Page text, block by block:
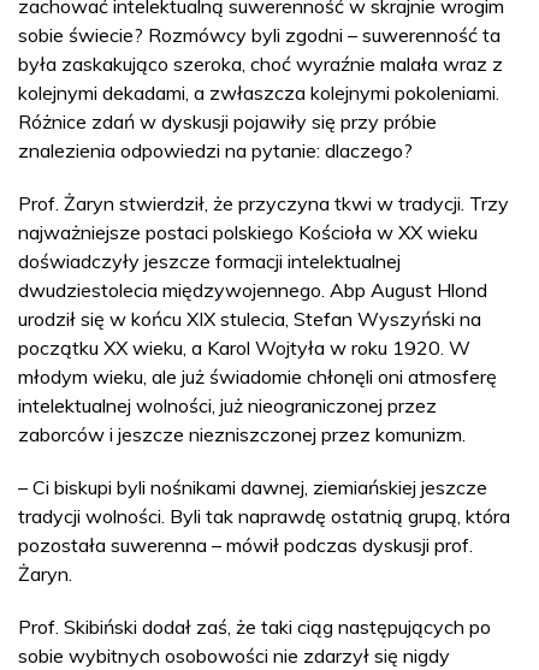
zachować intelektualną suwerenność w skrajnie wrogim
sobie świecie? Rozmówcy byli zgodni – suwerenność ta
była zaskakująco szeroka, choć wyraźnie malała wraz z
kolejnymi dekadami, a zwłaszcza kolejnymi pokoleniami.
Różnice zdań w dyskusji pojawiły się przy próbie
znalezienia odpowiedzi na pytanie: dlaczego?
Prof. Żaryn stwierdził, że przyczyna tkwi w tradycji. Trzy
najważniejsze postaci polskiego Kościoła w XX wieku
doświadczyły jeszcze formacji intelektualnej
dwudziestolecia międzywojennego. Abp August Hlond
urodził się w końcu XIX stulecia, Stefan Wyszyński na
początku XX wieku, a Karol Wojtyła w roku 1920. W
młodym wieku, ale już świadomie chłonęli oni atmosferę
intelektualnej wolności, już nieograniczonej przez
zaborców i jeszcze niezniszczonej przez komunizm.
– Ci biskupi byli nośnikami dawnej, ziemiańskiej jeszcze
tradycji wolności. Byli tak naprawdę ostatnią grupą, która
pozostała suwerenna – mówił podczas dyskusji prof.
Żaryn.
Prof. Skibiński dodał zaś, że taki ciąg następujących po
sobie wybitnych osobowości nie zdarzył się nigdy